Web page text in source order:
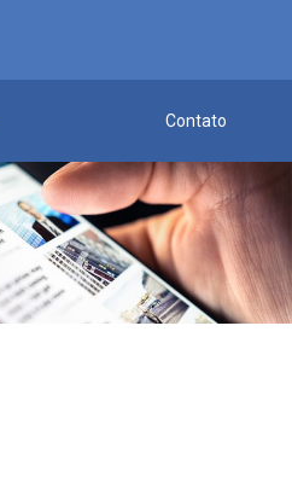
Contato